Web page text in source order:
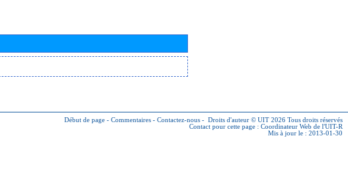
Début de page - Commentaires - Contactez-nous - Droits d'auteur © UIT 2026 Tous droits réservés
Contact pour cette page : Coordinateur Web de l'UIT-R
Mis à jour le : 2013-01-30